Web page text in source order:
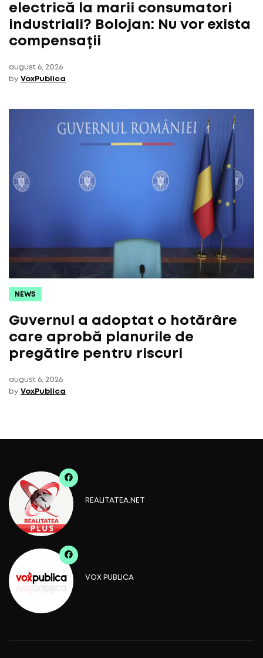
electrică la marii consumatori
industriali? Bolojan: Nu vor exista
compensații
august 6, 2026
by VoxPublica
NEWS
Guvernul a adoptat o hotărâre
care aprobă planurile de
pregătire pentru riscuri
august 6, 2026
by VoxPublica
REALITATEA.NET
VOX PUBLICA